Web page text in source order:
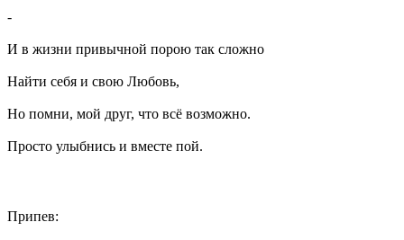
-
И в жизни привычной порою так сложно
Найти себя и свою Любовь,
Но помни, мой друг, что всё возможно.
Просто улыбнись и вместе пой.
Припев: